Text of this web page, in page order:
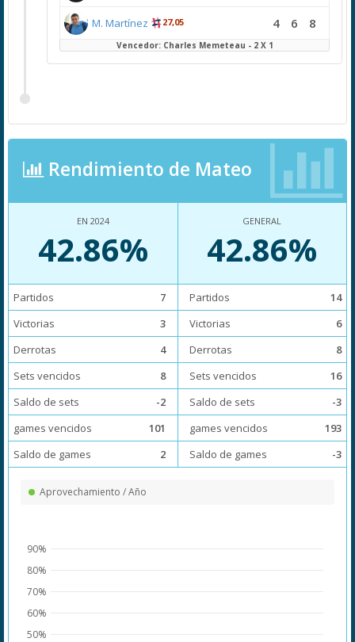
M. Martínez 27,05 4 6 8
Vencedor: Charles Memeteau - 2 X 1
Rendimiento de Mateo
EN 2024
42.86%
Partidos
7
Victorias
3
Derrotas
4
Sets vencidos
8
Saldo de sets
-2
games vencidos
101
Saldo de games
2
GENERAL
42.86%
Partidos
14
Victorias
6
Derrotas
8
Sets vencidos
16
Saldo de sets
-3
games vencidos
193
Saldo de games
-3
Aprovechamiento / Año
50%
60%
70%
80%
90%